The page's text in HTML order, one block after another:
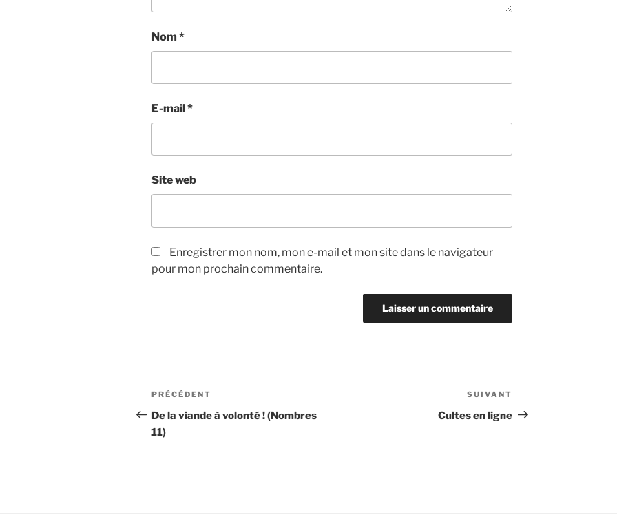
Nom *
E-mail*
Site web
Enregistrer mon nom, mon e-mail et mon site dans le navigateur
pour mon prochain commentaire.
Navigation
de
l’article
Article
précédent
PRÉCÉDENT
De la viande à volonté ! (Nombres
11)
suivant
SUIVANT
Cultes en ligne